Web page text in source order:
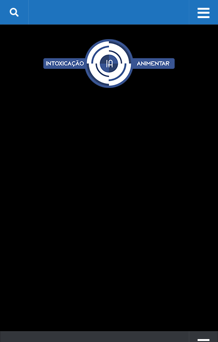
Skip to content